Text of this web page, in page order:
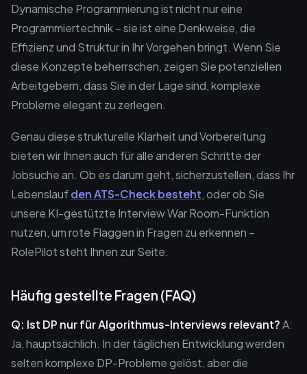
Dynamische Programmierung ist nicht nur eine
Programmiertechnik – sie ist eine Denkweise, die
Effizienz und Struktur in Ihr Vorgehen bringt. Wenn Sie
diese Konzepte beherrschen, zeigen Sie potenziellen
Arbeitgebern, dass Sie in der Lage sind, komplexe
Probleme elegant zu zerlegen.
Genau diese strukturelle Klarheit und Vorbereitung
bieten wir Ihnen auch für alle anderen Schritte der
Jobsuche an. Ob es darum geht, sicherzustellen, dass Ihr
Lebenslaufden ATS-Check besteht, oder ob Sie
unsere KI-gestützte Interview War Room-Funktion
nutzen, um rote Flaggen in Fragen zu erkennen –
RolePilot steht Ihnen zur Seite.
Häufig gestellte Fragen (FAQ)
Q: Ist DP nur für Algorithmus-Interviews relevant?A:
Ja, hauptsächlich. In der täglichen Entwicklung werden
selten komplexe DP-Probleme gelöst, aber die